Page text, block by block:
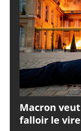
Macron
falloir le